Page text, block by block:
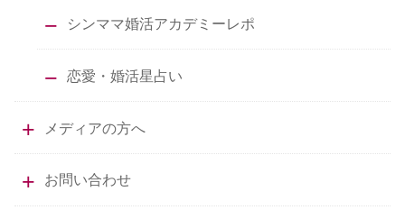
シンママ婚活アカデミーレポ
恋愛・婚活星占い
メディアの方へ
お問い合わせ